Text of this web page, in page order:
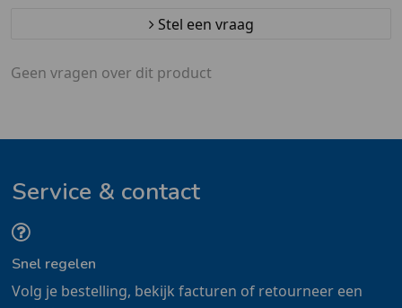
Stel een vraag
Geen vragen over dit product
Service & contact
Snel regelen
Volg je bestelling, bekijk facturen of retourneer een